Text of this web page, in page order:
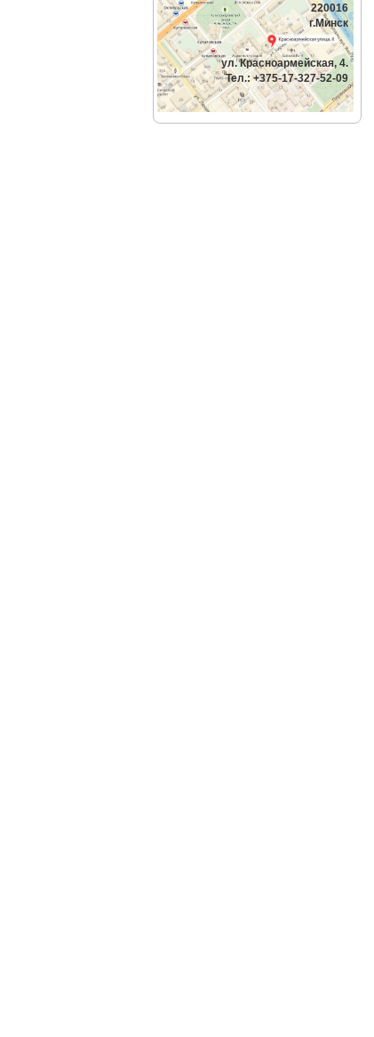
220016
г.Минск
ул. Красноармейская, 4.
Тел.: +375-17-327-52-09